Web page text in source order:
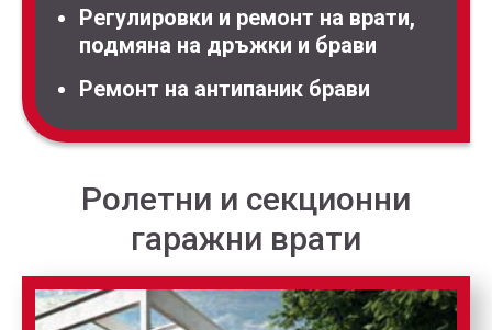
Регулировки и ремонт на врати,
подмяна на дръжки и брави
Ремонт на антипаник брави
Ролетни и секционни
гаражни врати